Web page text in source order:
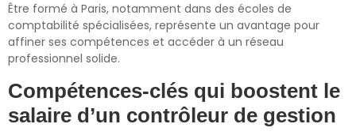
Être formé à Paris, notamment dans des écoles de
comptabilité spécialisées, représente un avantage pour
affiner ses compétences et accéder à un réseau
professionnel solide.
Compétences-clés qui boostent le
salaire d’un contrôleur de gestion